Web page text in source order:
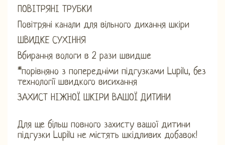
ПОВІТРЯНІ ТРУБКИ
Повітряні канали для вільного дихання шкіри
ШВИДКЕ СУХІННЯ
Вбирання вологи в 2 рази швидше
*порівняно з попередніми підгузками Lupilu, без
технології швидкого висихання
ЗАХИСТ НІЖНОЇ ШКІРИ ВАШОЇ ДИТИНИ
Для ще більш повного захисту вашої дитини
підгузки Lupilu не містять шкідливих добавок!